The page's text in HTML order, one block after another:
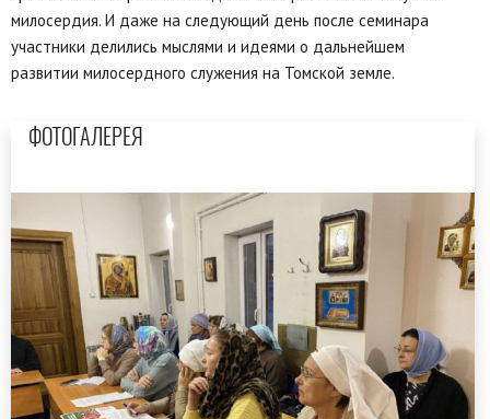
милосердия. И даже на следующий день после семинара
участники делились мыслями и идеями о дальнейшем
развитии милосердного служения на Томской земле.
ФОТОГАЛЕРЕЯ